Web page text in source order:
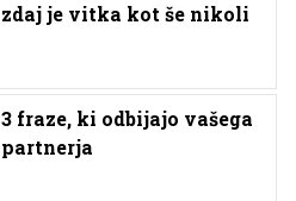
zdaj je vitka kot še nikoli
3 fraze, ki odbijajo vašega
partnerja